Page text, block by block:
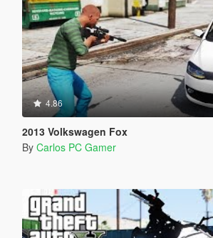
4.86
2013 Volkswagen Fox
By Carlos PC Gamer